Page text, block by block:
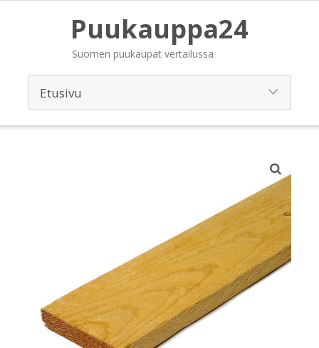
Puukauppa24
Suomen puukaupat vertailussa